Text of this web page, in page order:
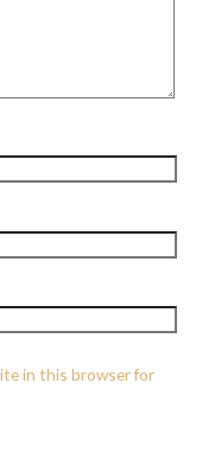
in this browser for